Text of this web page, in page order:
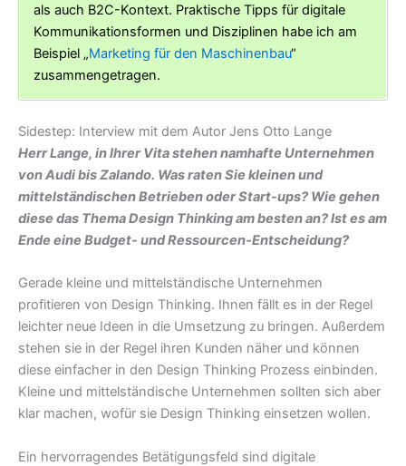
als auch B2C-Kontext. Praktische Tipps für digitale
Kommunikationsformen und Disziplinen habe ich am
Beispiel „Marketing für den Maschinenbau“
zusammengetragen.
Sidestep: Interview mit dem Autor Jens Otto Lange
Herr Lange, in Ihrer Vita stehen namhafte Unternehmen
von Audi bis Zalando. Was raten Sie kleinen und
mittelständischen Betrieben oder Start-ups? Wie gehen
diese das Thema Design Thinking am besten an? Ist es am
Ende eine Budget- und Ressourcen-Entscheidung?
Gerade kleine und mittelständische Unternehmen
profitieren von Design Thinking. Ihnen fällt es in der Regel
leichter neue Ideen in die Umsetzung zu bringen. Außerdem
stehen sie in der Regel ihren Kunden näher und können
diese einfacher in den Design Thinking Prozess einbinden.
Kleine und mittelständische Unternehmen sollten sich aber
klar machen, wofür sie Design Thinking einsetzen wollen.
Ein hervorragendes Betätigungsfeld sind digitale